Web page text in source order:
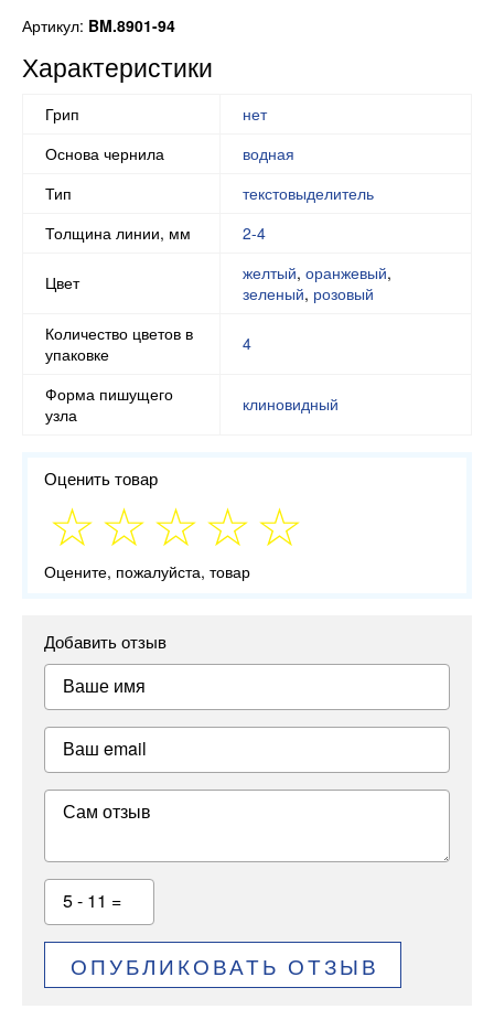
Артикул: BM.8901-94
Характеристики
Грип
нет
Основа чернила
водная
Тип
текстовыделитель
Толщина линии, мм
2-4
Цвет желтый, оранжевый,
зеленый, розовый
Количество цветов в
упаковке
4
Форма пишущего
узла
клиновидный
Оценить товар
Оцените, пожалуйста, товар
Добавить отзыв
Ваше имя
Ваш email
Сам отзыв
5 - 11 =
ОПУБЛИКОВАТЬ ОТЗЫВ